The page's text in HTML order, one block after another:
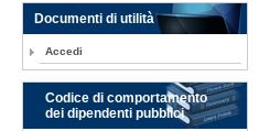
Documenti di utilità
Accedi
Codice di comportamento
dei dipendenti pubblici